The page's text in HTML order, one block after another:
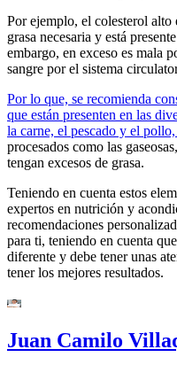
Por ejemplo, el colesterol alto
grasa necesaria y está
embargo, en exceso es mala
sangre por el sistema
Por lo que, se recomienda
que están presenten en las
la carne, el pescado y el pollo,
procesados como las
tengan excesos de grasa.
Teniendo en cuenta estos
expertos en nutrición y
recomendaciones
para ti, teniendo en cuenta
diferente y debe tener unas
tener los mejores resultados.
Juan Camilo